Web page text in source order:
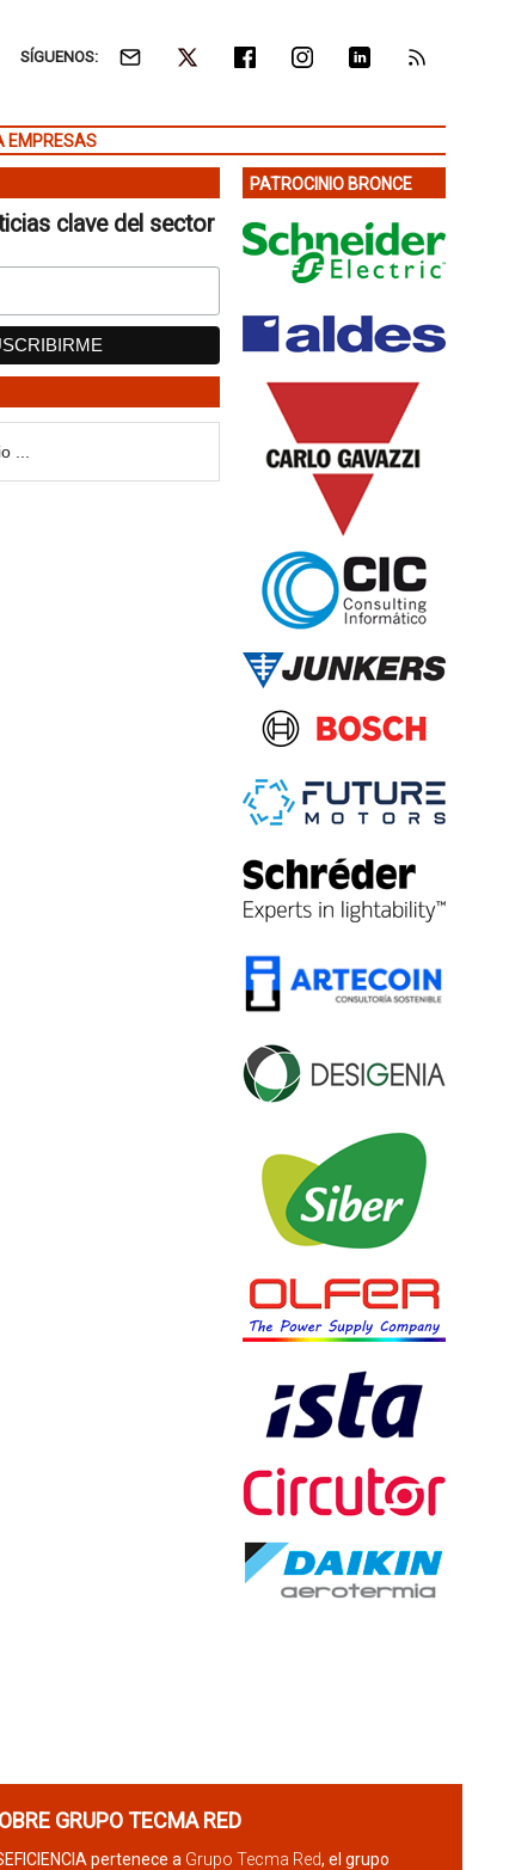
SÍGUENOS:
EMPRESAS
clave del sector
PATROCINIO BRONCE
GRUPO TECMA RED
pertenece a Grupo Tecma Red, el grupo